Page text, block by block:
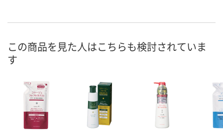
この商品を見た人はこちらも検討されていま
す